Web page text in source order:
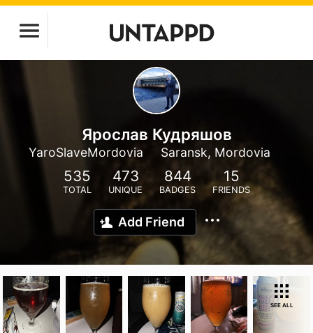
Ярослав Кудряшов
YaroSlaveMordovia Saransk, Mordovia
535
TOTAL
473
UNIQUE
844
BADGES
15
FRIENDS
Add Friend
SEE ALL